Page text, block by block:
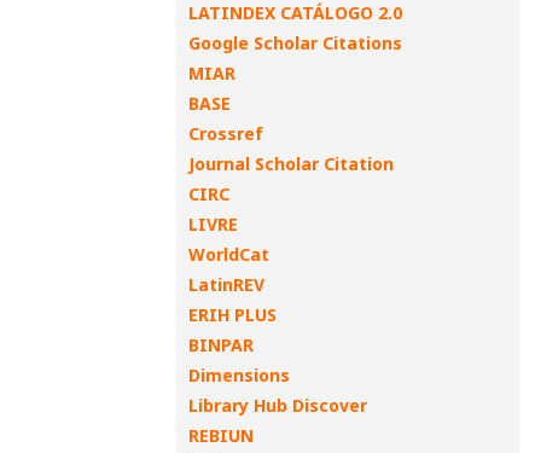
LATINDEX CATÁLOGO 2.0
Google Scholar Citations
MIAR
BASE
Crossref
Journal Scholar Citation
CIRC
LIVRE
WorldCat
LatinREV
ERIH PLUS
BINPAR
Dimensions
Library Hub Discover
REBIUN